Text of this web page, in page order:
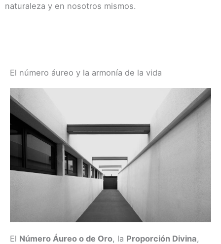
naturaleza y en nosotros mismos.
El Número Áureo o de Oro, la Proporción Divina,
El número áureo y la armonía de la vida